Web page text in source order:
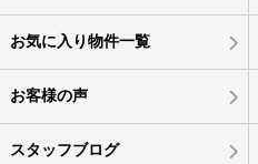
お気に入り物件一覧
お客様の声
スタッフブログ